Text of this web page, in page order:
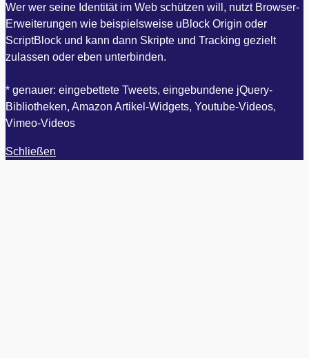
Wer wer seine Identität im Web schützen will, nutzt Browser-
Erweiterungen wie beispielsweise uBlock Origin oder
ScriptBlock und kann dann Skripte und Tracking gezielt
zulassen oder eben unterbinden.
* genauer: eingebettete Tweets, eingebundene jQuery-
Bibliotheken, Amazon Artikel-Widgets, Youtube-Videos,
Vimeo-Videos
Schließen